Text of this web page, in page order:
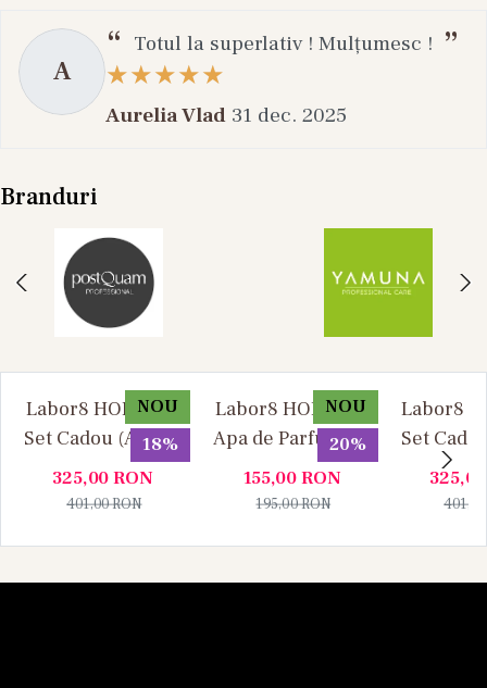
A
Totul la superlativ ! Mulțumesc !
Aurelia Vlad 31 dec. 2025
Branduri
NOU
18%
Labor8 HOD 881 -
Set Cadou (Apa de
Parfum 100 ml +
Apa de Parfum 10
325,00RON
401,00RON
NOU
20%
Labor8 HOD 881 -
Apa de Parfum, 30
ml, Unisex
155,00RON
195,00RON
Labor8
Set
Parfum
Apa de